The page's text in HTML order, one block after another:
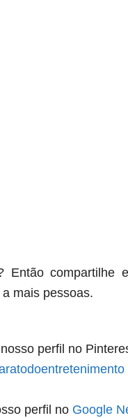
Então compartilhe
mais pessoas.
perfil no
perfil no Google